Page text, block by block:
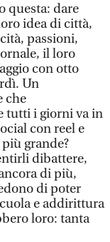
questa: dare
idea di città,
passioni,
il loro
con otto
Un
che
tutti i giorni va in
con reel e
grande?
dibattere,
di più,
di poter
e addirittura
loro: tanta